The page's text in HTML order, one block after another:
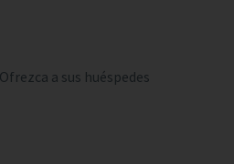
a sus huéspedes